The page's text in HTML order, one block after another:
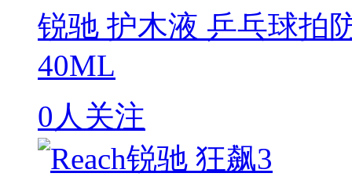
锐驰 护木液 乒乓球拍
40ML
0人关注